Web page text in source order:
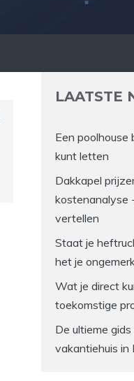
LAATSTE
Een
kunt letten
Dakkapel
kostenanalyse
vertellen
Staat je
het je
Wat je direct
toekomstige
De ultieme
vakantiehuis in